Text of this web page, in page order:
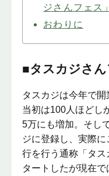
ジさんフェス
おわりに
■タスカジさ
タスカジは今年で開
当初は100人ほどし
5万にも増加。そし
ジに登録し、実際
行を行う通称「タ
タートしたが現在